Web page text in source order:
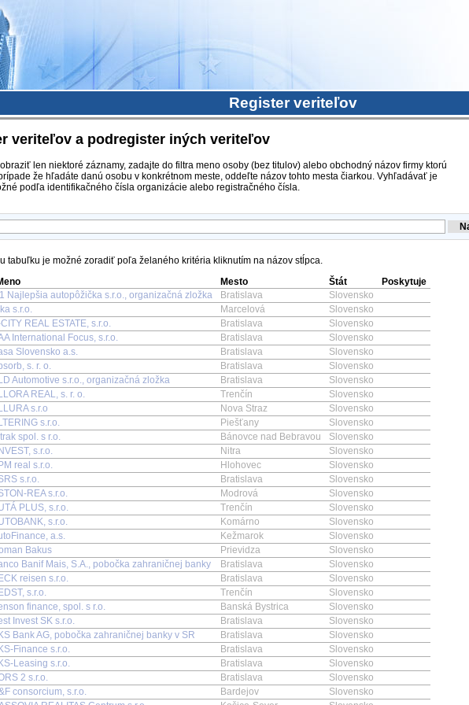
Register veriteľov
veriteľov a podregister iných veriteľov
len niektoré záznamy, zadajte do filtra meno osoby (bez titulov) alebo obchodný názov firmy ktorú
že hľadáte danú osobu v konkrétnom meste, oddeľte názov tohto mesta čiarkou. Vyhľadávať je
podľa identifikačného čísla organizácie alebo registračného čísla.
tabuľku je možné zoradiť poľa želaného kritéria kliknutím na názov stĺpca.
Mesto Štát
Poskytuje
Najlepšia autopôžička s.r.o., organizačná zložka Bratislava
Slovensko
s.r.o. Marcelová
Slovensko
REAL ESTATE, s.r.o. Bratislava
Slovensko
International Focus, s.r.o. Bratislava
Slovensko
Slovensko a.s. Bratislava
Slovensko
s. r. o. Bratislava
Slovensko
Automotive s.r.o., organizačná zložka Bratislava
Slovensko
REAL, s. r. o. Trenčín
Slovensko
s.r.o Nova Straz
Slovensko
s.r.o. Piešťany
Slovensko
spol. s r.o. Bánovce nad Bebravou
Slovensko
s.r.o. Nitra
Slovensko
real s.r.o. Hlohovec
Slovensko
s.r.o. Bratislava
Slovensko
REA s.r.o. Modrová
Slovensko
PLUS, s.r.o. Trenčín
Slovensko
s.r.o. Komárno
Slovensko
a.s. Kežmarok
Slovensko
Bakus Prievidza
Slovensko
Banif Mais, S.A., pobočka zahraničnej banky Bratislava
Slovensko
reisen s.r.o. Bratislava
Slovensko
s.r.o. Trenčín
Slovensko
finance, spol. s r.o. Banská Bystrica
Slovensko
Invest SK s.r.o. Bratislava
Slovensko
Bank AG, pobočka zahraničnej banky v SR Bratislava
Slovensko
Finance s.r.o. Bratislava
Slovensko
Leasing s.r.o. Bratislava
Slovensko
2 s.r.o. Bratislava
Slovensko
consorcium, s.r.o. Bardejov
Slovensko